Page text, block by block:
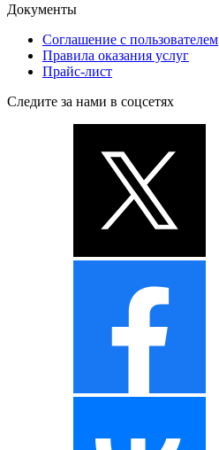
Документы
Соглашение с пользователем
Правила оказания услуг
Прайс-лист
Следите за нами в соцсетях